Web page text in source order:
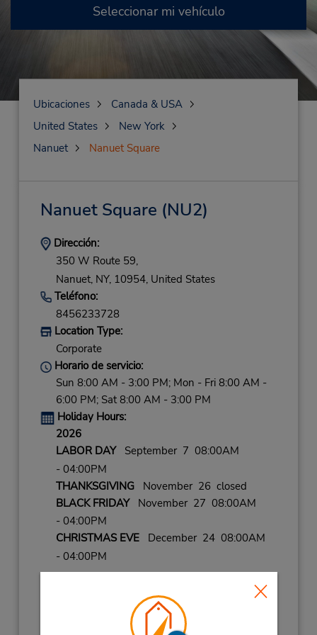
Seleccionar mi vehículo
Ubicaciones
Canada & USA
United States
New York
Nanuet
Nanuet Square
Nanuet Square (NU2)
Dirección:
350 W Route 59,
Nanuet, NY, 10954, United States
Teléfono:
8456233728
Location Type:
Corporate
Horario de servicio:
Sun 8:00 AM - 3:00 PM; Mon - Fri 8:00 AM -
6:00 PM; Sat 8:00 AM - 3:00 PM
Holiday Hours:
2026
LABOR DAYSeptember 7 08:00AM
- 04:00PM
THANKSGIVINGNovember 26 closed
BLACK FRIDAYNovember 27 08:00AM
- 04:00PM
CHRISTMAS EVEDecember 24 08:00AM
- 04:00PM
NEW YEARS DAYJanuary 1 closed
NEW YEARS EVE
December 31 08:00AM